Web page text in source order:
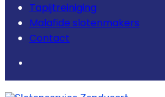
Tapijtreiniging
Malafide slotenmakers
Contact